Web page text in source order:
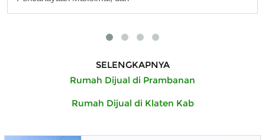
SELENGKAPNYA
Rumah Dijual di Prambanan
Rumah Dijual di Klaten Kab